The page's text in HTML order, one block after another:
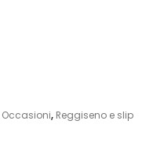
Occasioni, Reggiseno e slip